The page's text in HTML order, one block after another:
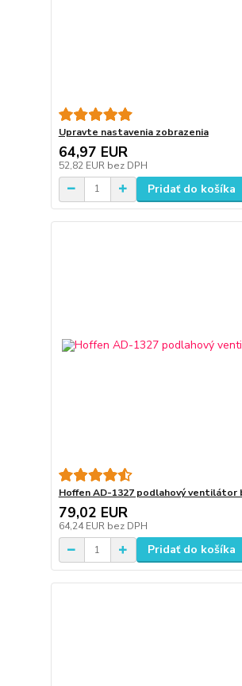
Upravte nastavenia zobrazenia
64,97 EUR
52,82 EUR bez DPH
Pridať do košíka
Hoffen AD-1327 podlahový ventilátor
79,02 EUR
64,24 EUR bez DPH
Pridať do košíka